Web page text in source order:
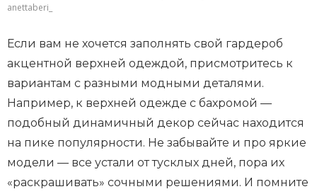
anettaberi_
Если вам не хочется заполнять свой гардероб
акцентной верхней одеждой, присмотритесь к
вариантам с разными модными деталями.
Например, к верхней одежде с бахромой —
подобный динамичный декор сейчас находится
на пике популярности. Не забывайте и про яркие
модели — все устали от тусклых дней, пора их
«раскрашивать» сочными решениями. И помните